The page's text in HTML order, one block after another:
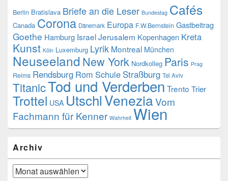
Berlin Bratislava Briefe an die Leser Bundestag Cafés
Canada Corona Dänemark Europa F.W.Bernstein Gastbeitrag
Goethe Hamburg IsraelJerusalem Kopenhagen Kreta
Kunst Köln Luxemburg Lyrik Montreal München
Neuseeland New York Nordkolleg Paris Prag
Reims Rendsburg Rom Schule Straßburg Tel Aviv
TitanicTod und Verderben Trento Trier
Trottel USA UtschlVeneziaVom
Fachmann für Kenner Wahrheit Wien
Archiv
Archiv